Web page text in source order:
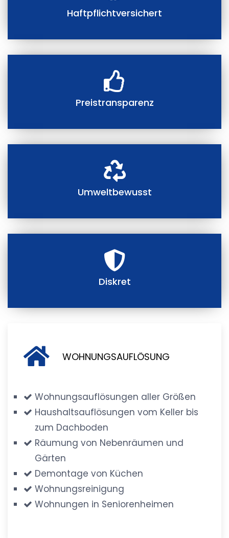
Haftpflichtversichert
Preistransparenz
Umweltbewusst
Diskret
WOHNUNGSAUFLÖSUNG
Wohnungsauflösungen aller Größen
Haushaltsauflösungen vom Keller bis
zum Dachboden
Räumung von Nebenräumen und
Gärten
Demontage von Küchen
Wohnungsreinigung
Wohnungen in Seniorenheimen